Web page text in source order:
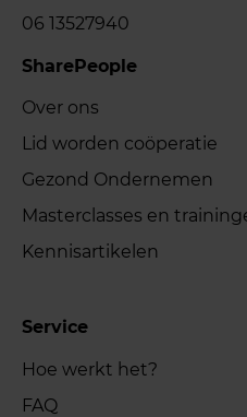
06 13527940
SharePeople
Over ons
Lid worden coöperatie
Gezond Ondernemen
Masterclasses en
Kennisartikelen
Service
Hoe werkt het?
FAQ